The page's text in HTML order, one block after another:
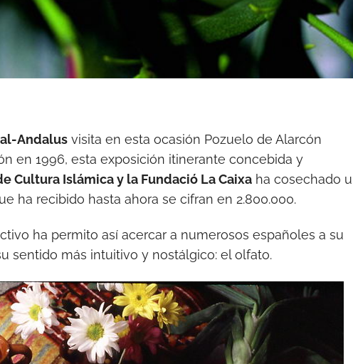
Andalus visita en esta ocasión Pozuelo de Alarcón
en 1996, esta exposición itinerante concebida y
Cultura Islámica y la Fundació La Caixa ha cosechado
ha recibido hasta ahora se cifran en 2.800.000.
ha permito así acercar a numerosos españoles a su
sentido más intuitivo y nostálgico: el olfato.